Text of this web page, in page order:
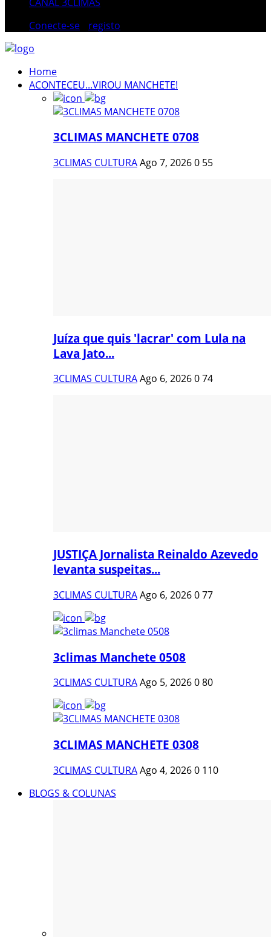
Conecte-se
registo
Home
ACONTECEU...VIROU MANCHETE!
3CLIMAS MANCHETE 0708
3CLIMAS CULTURAAgo 7, 20260 55
Juíza que quis 'lacrar' com Lula na
Lava Jato...
3CLIMAS CULTURAAgo 6, 2026074
JUSTIÇA Jornalista Reinaldo Azevedo
levanta suspeitas...
3CLIMAS CULTURAAgo 6, 2026077
3climas Manchete 0508
3CLIMAS CULTURAAgo 5, 2026080
3CLIMAS MANCHETE 0308
3CLIMAS CULTURAAgo 4, 20260 110
BLOGS & COLUNAS